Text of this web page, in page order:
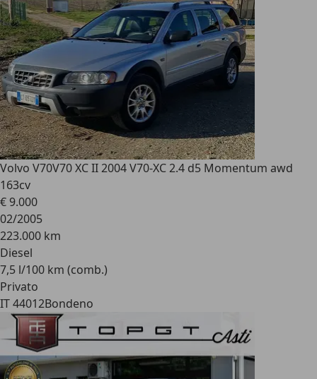
Volvo V70V70 XC II 2004 V70-XC 2.4 d5 Momentum awd
163cv
€ 9.000
02/2005
223.000 km
Diesel
7,5 l/100 km (comb.)
Privato
IT 44012Bondeno